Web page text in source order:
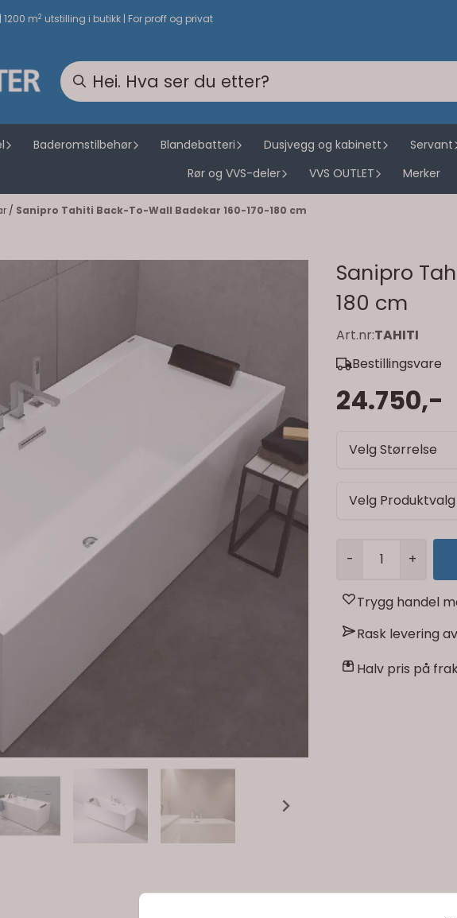
m2 utstilling i butikk | For proff og privat
Baderomstilbehør Blandebatteri Dusjvegg og kabinett Servant
Rør og VVS-deler
VVS OUTLET Merker
/ Sanipro Tahiti Back-To-Wall Badekar 160-170-180 cm
Sanipro
180 cm
Art.nr:TAHITI
Bestillingsvare
24.750,-
Velg Størrelse
Velg Produktvalg
- +
Trygg handel
Rask levering
Halv pris på